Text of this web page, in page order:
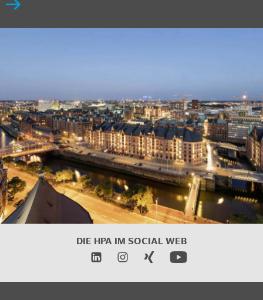
DIE HPA IM SOCIAL WEB